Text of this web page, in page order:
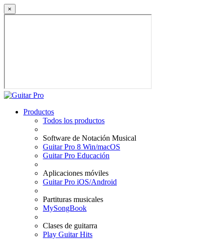
×
Productos
Todos los productos
Software de Notación Musical
Guitar Pro 8 Win/macOS
Guitar Pro Educación
Aplicaciones móviles
Guitar Pro iOS/Android
Partituras musicales
MySongBook
Clases de guitarra
Play Guitar Hits